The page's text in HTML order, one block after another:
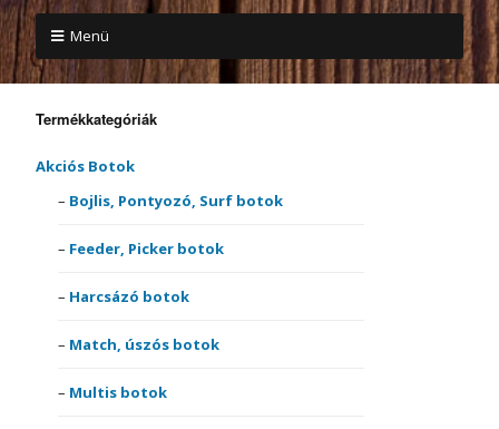
Menü
Termékkategóriák
Akciós Botok
Bojlis, Pontyozó, Surf botok
Feeder, Picker botok
Harcsázó botok
Match, úszós botok
Multis botok